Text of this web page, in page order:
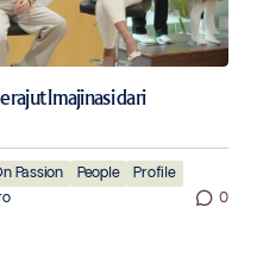
Imajinasi dari
Passion People
Profile
0